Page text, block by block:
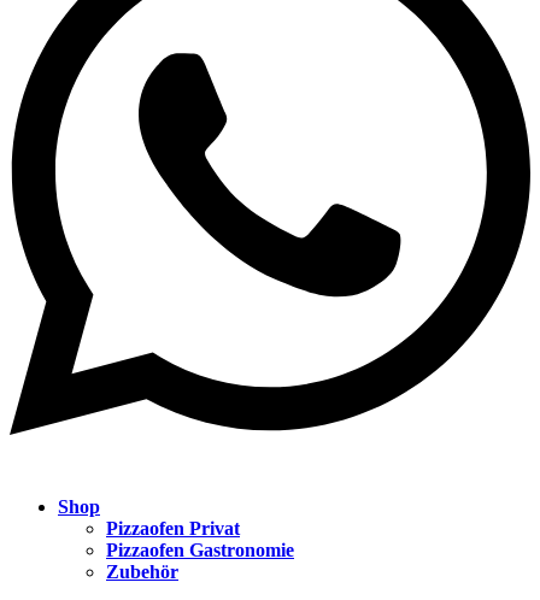
Shop
Pizzaofen Privat
Pizzaofen Gastronomie
Zubehör